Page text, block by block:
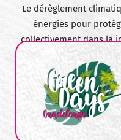
Le dérèglement
énergies pour
collectivement dans la
raison d’être